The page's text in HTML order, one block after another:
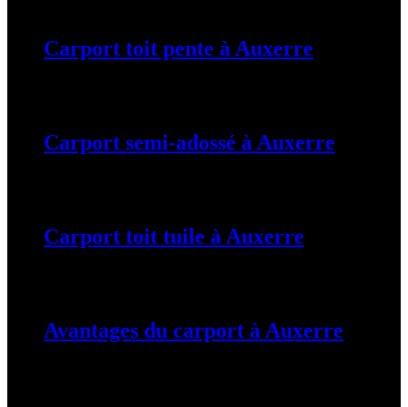
Carport toit pente à Auxerre
Carport semi-adossé à Auxerre
Carport toit tuile à Auxerre
Avantages du carport à Auxerre